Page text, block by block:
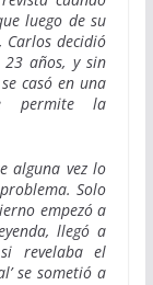
luego de su
decidió
años, y sin
casó en una
permite la
alguna vez lo
Solo
empezó a
llegó a
revelaba el
se sometió a